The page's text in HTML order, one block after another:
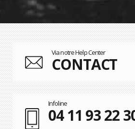
Via notre Help Center
CONTACT
Infoline
04 11 93 22